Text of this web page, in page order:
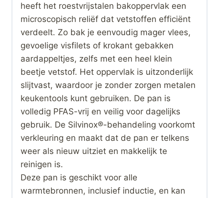
heeft het roestvrijstalen bakoppervlak een
microscopisch reliëf dat vetstoffen efficiënt
verdeelt. Zo bak je eenvoudig mager vlees,
gevoelige visfilets of krokant gebakken
aardappeltjes, zelfs met een heel klein
beetje vetstof. Het oppervlak is uitzonderlijk
slijtvast, waardoor je zonder zorgen metalen
keukentools kunt gebruiken. De pan is
volledig PFAS-vrij en veilig voor dagelijks
gebruik. De Silvinox®-behandeling voorkomt
verkleuring en maakt dat de pan er telkens
weer als nieuw uitziet en makkelijk te
reinigen is.
Deze pan is geschikt voor alle
warmtebronnen, inclusief inductie, en kan